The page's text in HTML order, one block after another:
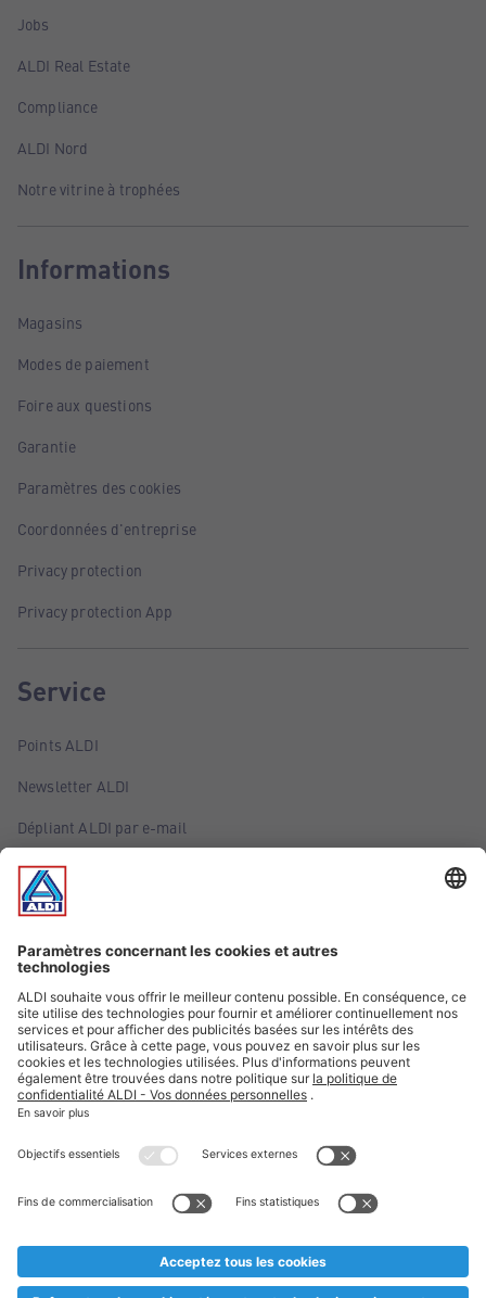
Jobs
ALDI Real Estate
Compliance
ALDI Nord
Notre vitrine à trophées
Informations
Magasins
Modes de paiement
Foire aux questions
Garantie
Paramètres des cookies
Coordonnées d'entreprise
Privacy protection
Privacy protection App
Service
Points ALDI
Newsletter ALDI
Dépliant ALDI par e-mail
Offres
Infos essentielles
Suivez ALDI Belgique
Textes marqués d'un astérisque et mentions légales
* Nous vendons ces articles temporairement et jusqu'à
au cas où, malgré le planning bien étudié, nous serions
prématurément en rupture de stock. Prix Recupel et TVA incl.
** Sur ce site, l’utilisation de la forme masculine a été adoptée